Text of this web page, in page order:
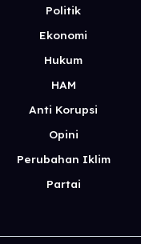
Politik
Ekonomi
Hukum
HAM
Anti Korupsi
Opini
Perubahan Iklim
Partai